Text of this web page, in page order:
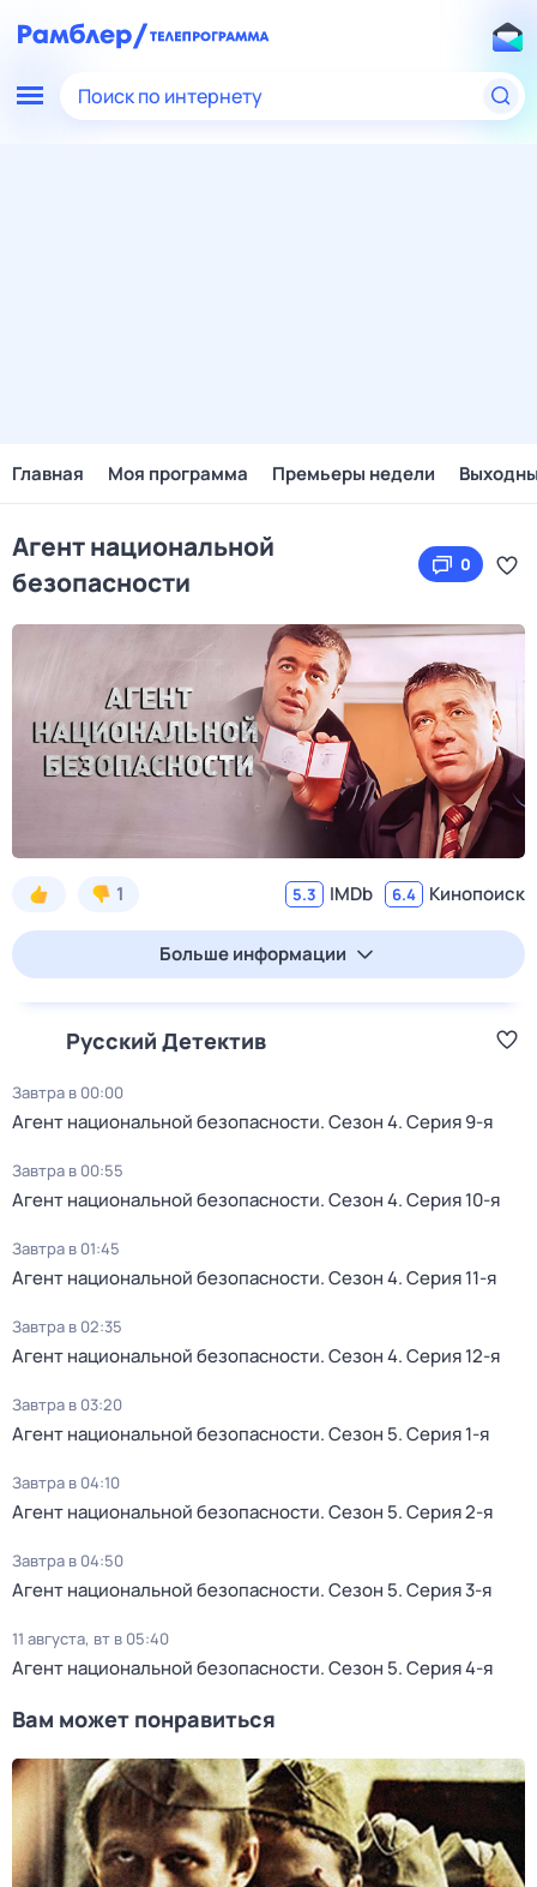
Поиск по интернету
Главная Моя программа Премьеры недели
Агент национальной
безопасности
0
1 5.3 IMDb 6.4 Кинопоиск
Больше информации
Русский Детектив
Завтра в 00:00
Агент национальной безопасности. Сезон 4. Серия 9-я
Завтра в 00:55
Агент национальной безопасности. Сезон 4. Серия 10-я
Завтра в 01:45
Агент национальной безопасности. Сезон 4. Серия 11-я
Завтра в 02:35
Агент национальной безопасности. Сезон 4. Серия 12-я
Завтра в 03:20
Агент национальной безопасности. Сезон 5. Серия 1-я
Завтра в 04:10
Агент национальной безопасности. Сезон 5. Серия 2-я
Завтра в 04:50
Агент национальной безопасности. Сезон 5. Серия 3-я
11 августа, вт в 05:40
Агент национальной безопасности. Сезон 5. Серия 4-я
Вам может понравиться